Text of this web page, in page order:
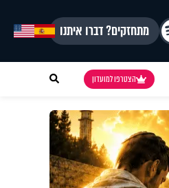
מתחזקים? דברו איתנו
הצטרפו למועדון